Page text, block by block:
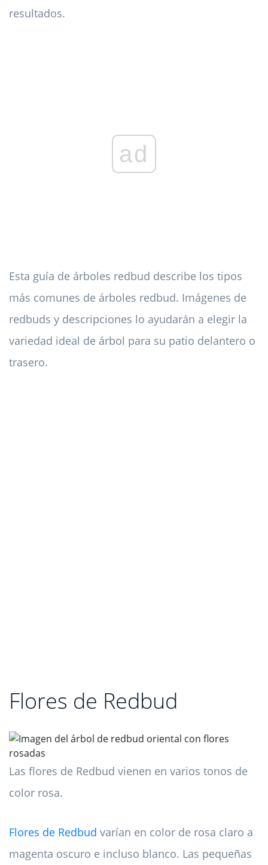
resultados.
ad
Esta guía de árboles redbud describe los tipos
más comunes de árboles redbud. Imágenes de
redbuds y descripciones lo ayudarán a elegir la
variedad ideal de árbol para su patio delantero o
trasero.
Flores de Redbud
Las flores de Redbud vienen en varios tonos de
color rosa.
Flores de Redbud varían en color de rosa claro a
magenta oscuro e incluso blanco. Las pequeñas